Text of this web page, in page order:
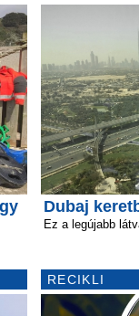
Dubaj
Ez a legújabb
RECIKLI